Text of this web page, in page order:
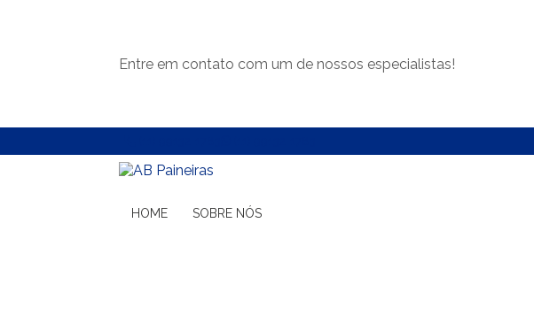
Entre em contato com um de nossos especialistas!
HOME SOBRE NÓS